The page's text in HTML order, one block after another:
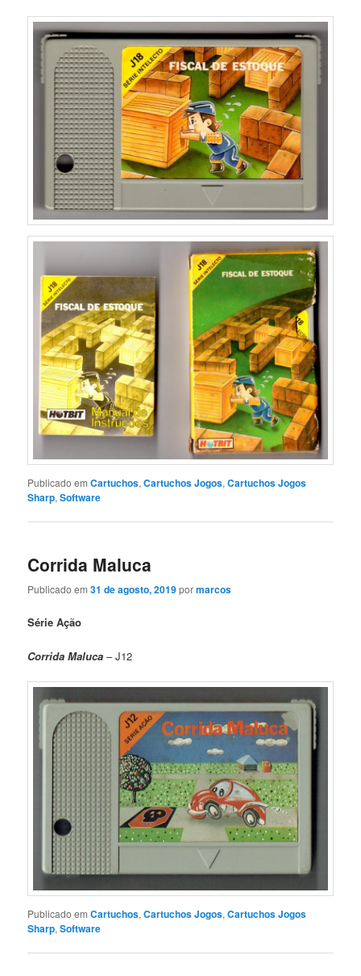
Publicado em Cartuchos,Cartuchos Jogos,Cartuchos Jogos
Sharp,Software
Corrida Maluca
Publicado em31 de agosto, 2019pormarcos
Série Ação
Corrida Maluca – J12
Publicado em Cartuchos,Cartuchos Jogos,Cartuchos Jogos
Sharp,Software